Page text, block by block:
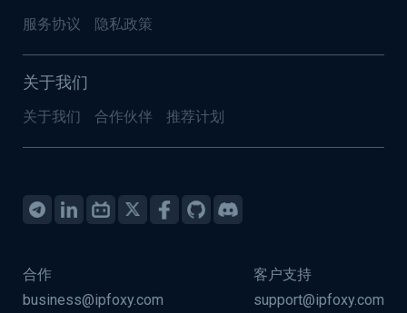
服务协议 隐私政策
关于我们
关于我们 合作伙伴 推荐计划
合作
business@ipfoxy.com
客户支持
support@ipfoxy.com